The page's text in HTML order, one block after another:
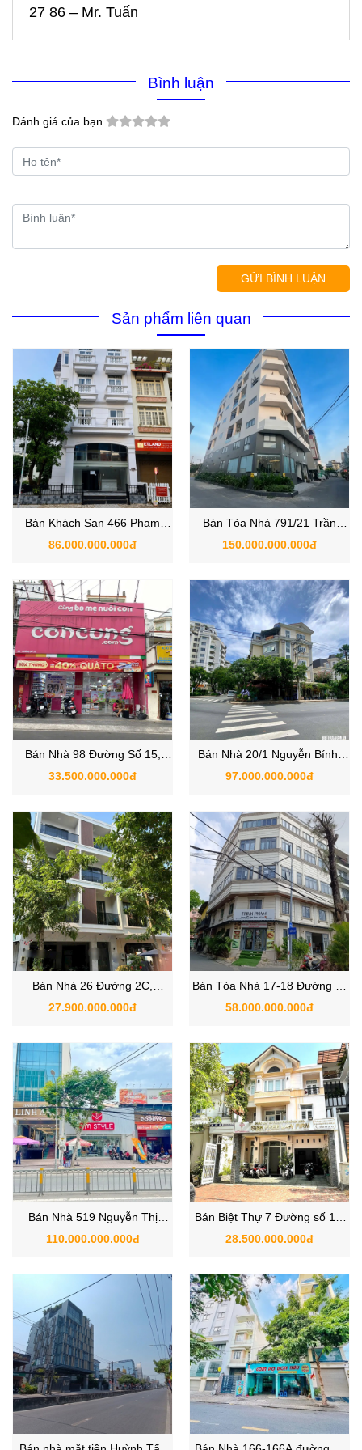
27 86 – Mr. Tuấn
Bình luận
Đánh giá của bạn
GỬI BÌNH LUẬN
Sản phẩm liên quan
Bán Khách Sạn 466 Phạm
Thái Bường, Phường Tân
86.000.000.000đ
Bán Tòa Nhà 791/21 Trần
Xuân Soạn, Phường Tân
150.000.000.000đ
Bán Nhà 98 Đường Số 15,
Phường Tân Kiểng, Quận 7,
33.500.000.000đ
Bán Nhà 20/1 Nguyễn Bính,
Phường Tân Phong, Quận 7
97.000.000.000đ
Bán Nhà 26 Đường 2C,
Phường Tân Mỹ, Quận 7
27.900.000.000đ
Bán Tòa Nhà 17-18 Đường số
54, Phường Tân Phong, Quận
58.000.000.000đ
Bán Nhà 519 Nguyễn Thị
Thập, Phường Tân Phong,
110.000.000.000đ
Bán Biệt Thự 7 Đường số 14,
Phường Tân Thuận Đông,
28.500.000.000đ